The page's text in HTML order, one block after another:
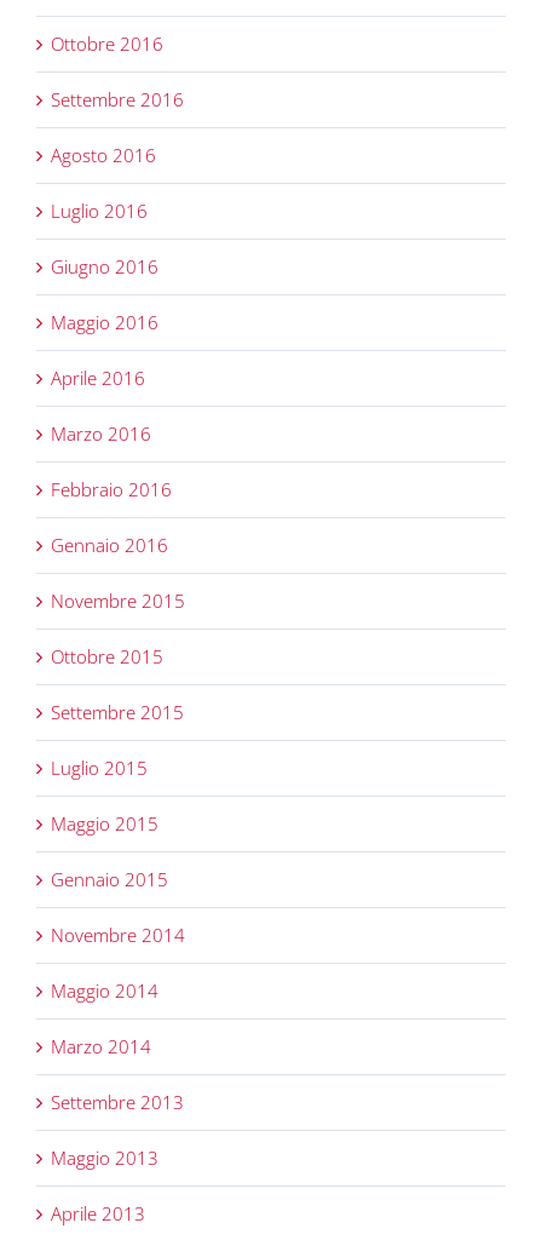
Ottobre 2016
Settembre 2016
Agosto 2016
Luglio 2016
Giugno 2016
Maggio 2016
Aprile 2016
Marzo 2016
Febbraio 2016
Gennaio 2016
Novembre 2015
Ottobre 2015
Settembre 2015
Luglio 2015
Maggio 2015
Gennaio 2015
Novembre 2014
Maggio 2014
Marzo 2014
Settembre 2013
Maggio 2013
Aprile 2013